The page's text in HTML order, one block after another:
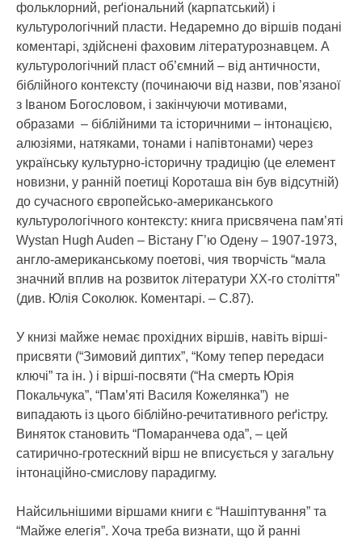
фольклорний, реґіональний (карпатський) і
культурологічний пласти. Недаремно до віршів подані
коментарі, здійснені фаховим літературознавцем. А
культурологічний пласт об’ємний – від античности,
біблійного контексту (починаючи від назви, пов’язаної
з Іваном Богословом, і закінчуючи мотивами,
образами – біблійними та історичними – інтонацією,
алюзіями, натяками, тонами і напівтонами) через
українську культурно-історичну традицію (це елемент
новизни, у ранній поетиці Короташа він був відсутній)
до сучасного європейсько-американського
культурологічного контексту: книга присвячена пам’яті
Wystan Hugh Auden – Вістану Г’ю Одену – 1907-1973,
англо-американському поетові, чия творчість “мала
значний вплив на розвиток літератури ХХ-го століття”
(див. Юлія Соколюк. Коментарі. – С.87).
У книзі майже немає прохідних віршів, навіть вірші-
присвяти (“Зимовий диптих”, “Кому тепер передаси
ключі” та ін. ) і вірші-посвяти (“На смерть Юрія
Покальчука”, “Пам’яті Василя Кожелянка”) не
випадають із цього біблійно-речитативного реґістру.
Виняток становить “Помаранчева ода”, – цей
сатирично-гротескний вірш не вписується у загальну
інтонаційно-смислову парадигму.
Найсильнішими віршами книги є “Нашіптування” та
“Майже елегія”. Хоча треба визнати, що й ранні